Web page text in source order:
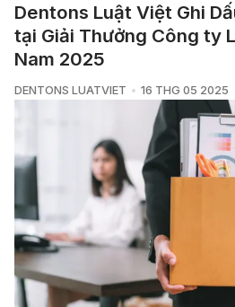
Dentons Luật Việt Ghi
tại Giải Thưởng Công ty
Nam 2025
DENTONS LUATVIET 16 THG 05 2025